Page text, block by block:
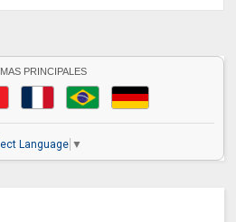
PRINCIPALES
Language ▼